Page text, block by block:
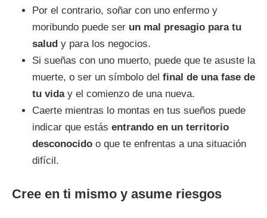
Por el contrario, soñar con uno enfermo y
moribundo puede ser un mal presagio para tu
salud y para los negocios.
Si sueñas con uno muerto, puede que te asuste la
muerte, o ser un símbolo del final de una fase de
tu viday el comienzo de una nueva.
Caerte mientras lo montas en tus sueños puede
indicar que estás entrando en un territorio
desconocido o que te enfrentas a una situación
difícil.
Cree en ti mismo y asume riesgos